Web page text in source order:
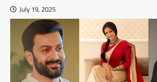
July 19, 2025